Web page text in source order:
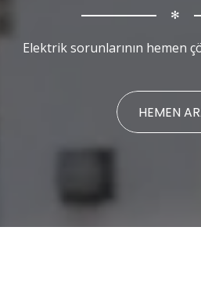
✻
Elektrik sorunlarının hemen
HEMEN